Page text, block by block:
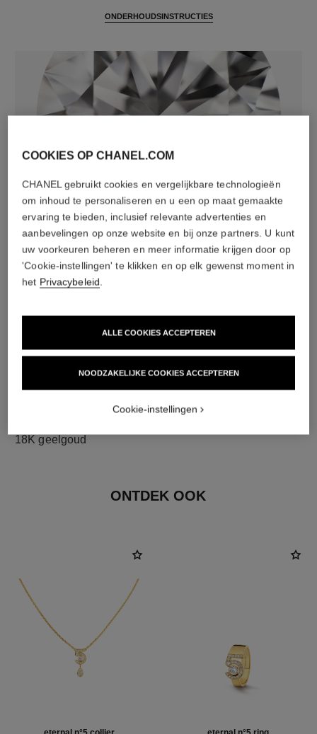
ONDERHOUDSINSTRUCTIES
diamanten
24 briljantgeslepen diamanten van in totaal 0,39 karaat
De kenmerken van de creaties kunnen onderling
variëren**
18K geelgoud
ONTDEK OOK
COOKIES OP CHANEL.COM
CHANEL gebruikt cookies en vergelijkbare technologieën
om inhoud te personaliseren en u een op maat gemaakte
ervaring te bieden, inclusief relevante advertenties en
aanbevelingen op onze website en bij onze partners. U kunt
uw voorkeuren beheren en meer informatie krijgen door op
'Cookie-instellingen' te klikken en op elk gewenst moment in
het Privacybeleid
NOODZAKELIJKE COOKIES ACCEPTEREN
ALLE COOKIES ACCEPTEREN
Cookie-instellingen